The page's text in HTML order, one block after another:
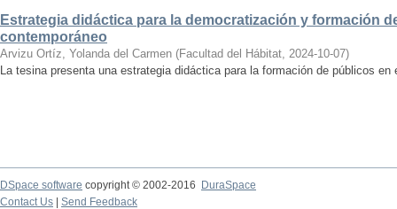
Estrategia didáctica para la democratización y formación
contemporáneo
Arvizu Ortíz, Yolanda del Carmen (Facultad del Hábitat, 2024-10-07)
La tesina presenta una estrategia didáctica para la formación de públicos en
DSpace software copyright © 2002-2016
DuraSpace
Contact Us
Send Feedback